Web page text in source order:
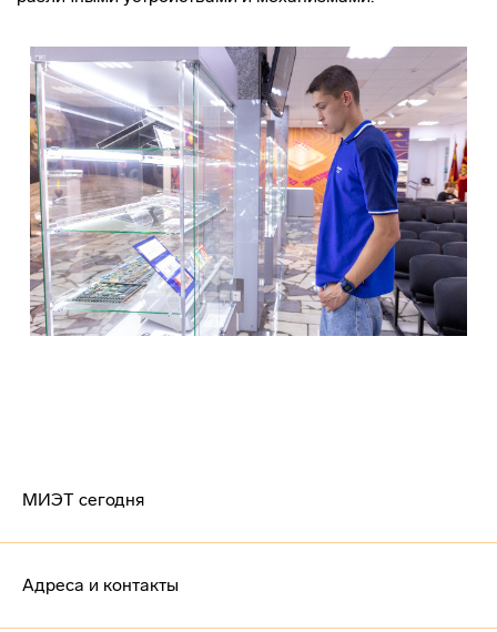
МИЭТ сегодня
Адреса и контакты